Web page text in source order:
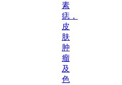
素
痣，
皮
肤
肿
瘤
及
色